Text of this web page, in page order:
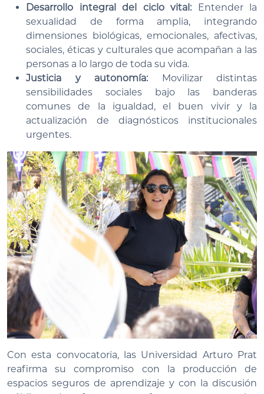
Desarrollo integral del ciclo vital: Entender la
sexualidad de forma amplia, integrando
dimensiones biológicas, emocionales, afectivas,
sociales, éticas y culturales que acompañan a las
personas a lo largo de toda su vida.
Justicia y autonomía: Movilizar distintas
sensibilidades sociales bajo las banderas
comunes de la igualdad, el buen vivir y la
actualización de diagnósticos institucionales
urgentes.
Con esta convocatoria, las Universidad Arturo Prat
reafirma su compromiso con la producción de
espacios seguros de aprendizaje y con la discusión